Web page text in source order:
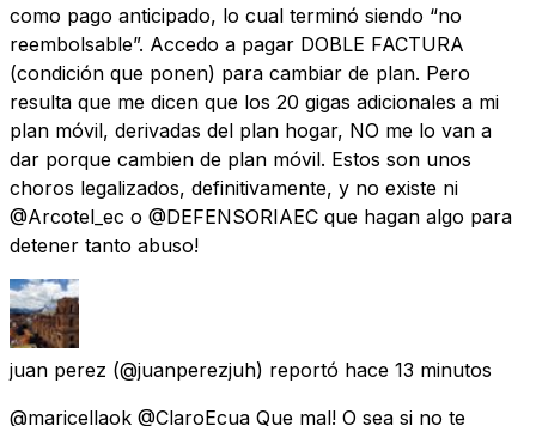
como pago anticipado, lo cual terminó siendo “no
reembolsable”. Accedo a pagar DOBLE FACTURA
(condición que ponen) para cambiar de plan. Pero
resulta que me dicen que los 20 gigas adicionales a mi
plan móvil, derivadas del plan hogar, NO me lo van a
dar porque cambien de plan móvil. Estos son unos
choros legalizados, definitivamente, y no existe ni
@Arcotel_ec o @DEFENSORIAEC que hagan algo para
detener tanto abuso!
juan perez (@juanperezjuh) reportó hace 13 minutos
@maricellaok @ClaroEcua Que mal! O sea si no te